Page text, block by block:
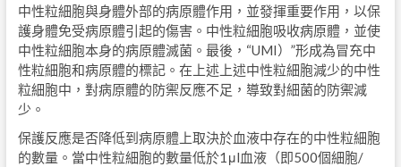
中性粒細胞與身體外部的病原體作用，並發揮重要作用，以保
護身體免受病原體引起的傷害。中性粒細胞吸收病原體，並使
中性粒細胞本身的病原體滅菌。最後，“UMI）”形成為冒充中
性粒細胞和病原體的標記。在上述上述中性粒細胞減少的中性
粒細胞中，對病原體的防禦反應不足，導致對細菌的防禦減
少。
保護反應是否降低到病原體上取決於血液中存在的中性粒細胞
的數量。當中性粒細胞的數量低於1μl血液（即500個細胞/